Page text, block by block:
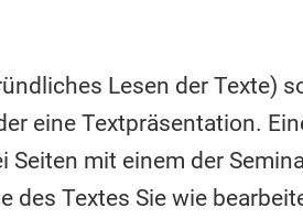
Lesen der Texte)
eine Textpräsentation.
mit einem der
des Textes Sie wie